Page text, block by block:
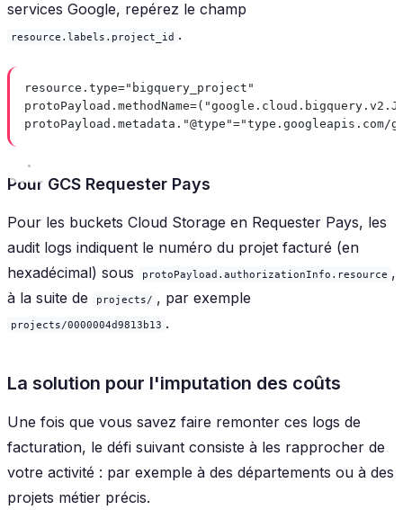
services Google, repérez le champ
resource.labels.project_id .
resource.type="bigquery_project"
Pour GCS Requester Pays
Pour les buckets Cloud Storage en Requester Pays, les
audit logs indiquent le numéro du projet facturé (en
hexadécimal) sous
protoPayload.authorizationInfo.resource ,
à la suite de
projects/ , par exemple
projects/0000004d9813b13 .
La solution pour l'imputation des coûts
Une fois que vous savez faire remonter ces logs de
facturation, le défi suivant consiste à les rapprocher de
votre activité : par exemple à des départements ou à des
projets métier précis.